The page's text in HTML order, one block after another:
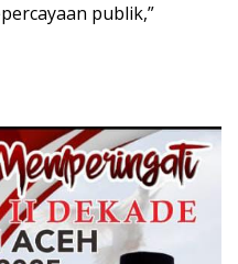
publik,”